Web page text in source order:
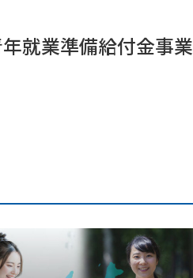
就業準備給付金事業